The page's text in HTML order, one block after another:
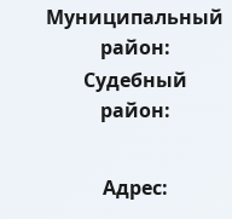
Муниципальный
район:
Судебный
район:
Адрес: